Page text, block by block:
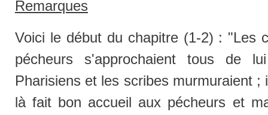
Remarques
Voici le début du chapitre (1-2) : "Les
pécheurs s'approchaient tous de
Pharisiens et les scribes murmuraient
là fait bon accueil aux pécheurs et